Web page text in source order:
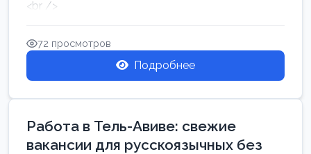
<br />
Работа в Нетании на мебельном производстве:
требу...
72 просмотров
Подробнее
Работа в Тель-Авиве: свежие
вакансии для русскоязычных без